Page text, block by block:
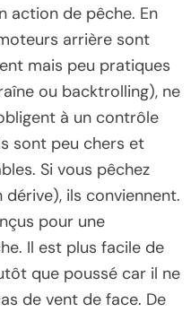
action de pêche. En
arrière sont
mais peu pratiques
ou backtrolling), ne
à un contrôle
sont peu chers et
Si vous pêchez
ils conviennent.
pour une
Il est plus facile de
que poussé car il ne
de vent de face. De